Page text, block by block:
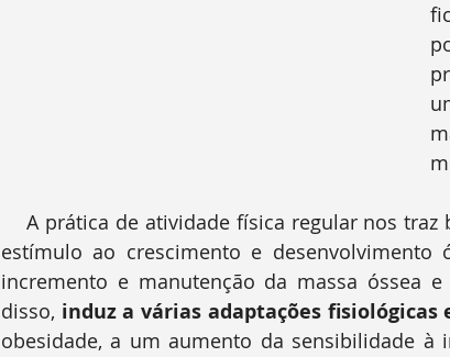
    A prática de atividade física regular nos traz benefícios em todas as idades, desde o
estímulo ao crescimento e desenvolvimento
incremento e manutenção da massa óssea
disso, induz a várias adaptações fisiológicas
obesidade, a um aumento da sensibilidade